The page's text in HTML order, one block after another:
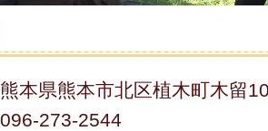
熊本県熊本市北区植木町木留
096-273-2544